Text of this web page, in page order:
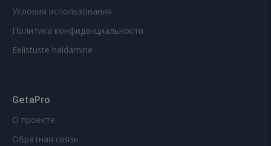
Условия использования
Политика конфиденциальности
Eelistuste haldamine
GetaPro
О проекте
Обратная связь